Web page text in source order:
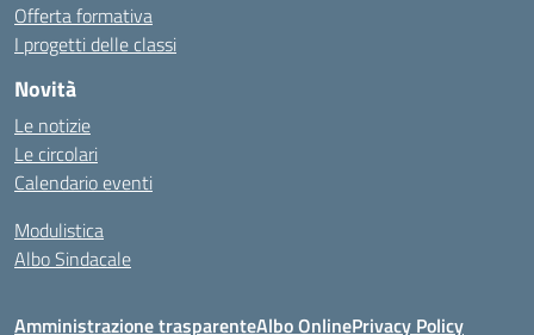
Offerta formativa
I progetti delle classi
Novità
Le notizie
Le circolari
Calendario eventi
Modulistica
Albo Sindacale
Amministrazione trasparenteAlbo OnlinePrivacy Policy